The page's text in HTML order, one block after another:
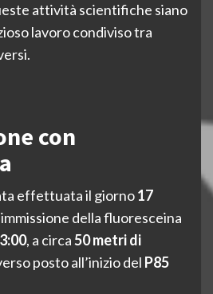
attività scientifiche siano
lavoro condiviso tra
con
effettuata il giorno17
della fluoresceina
, a circa50 metri di
posto all’inizio del P85